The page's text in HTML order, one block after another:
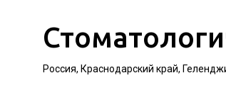
Россия, Краснодарский край,